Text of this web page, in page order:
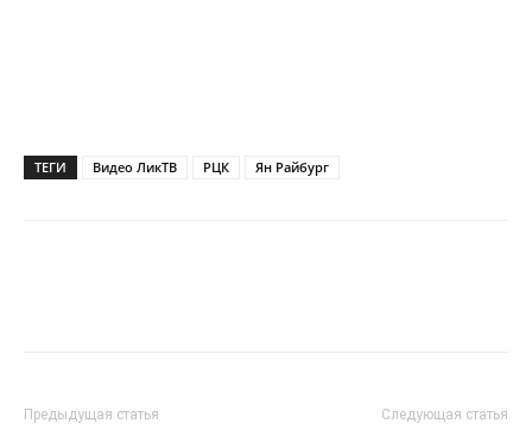
ТЕГИ Видео ЛикТВ РЦК Ян Райбург
Предыдущая статья Следующая статья